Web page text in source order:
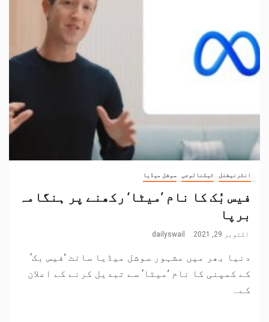
انٹرنیشنل ٹیکنالوجی سوشل میڈیا
فیس بُک کا نام ’میٹا‘ رکھنے پر ہنگامہ
برپا
اکتوبر 29, 2021 dailyswail
دنیا بھر میں مشہور سوشل میڈیا سائٹ ’فیس بک‘
کے کمپنی کا نام ’میٹا‘ سے تبدیل کرنے کے اعلان
کے...